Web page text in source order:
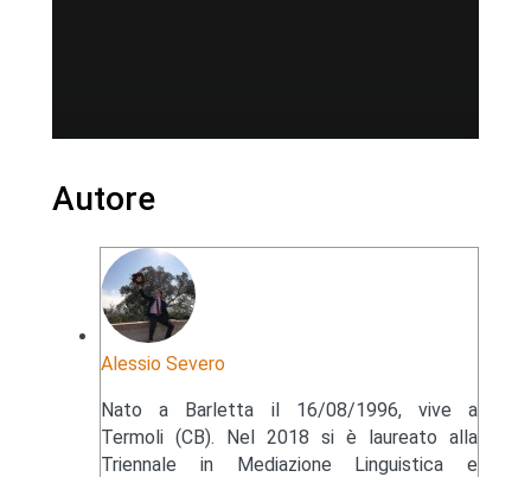
Autore
Alessio Severo
Nato a Barletta il 16/08/1996, vive a
Termoli (CB). Nel 2018 si è laureato alla
Triennale in Mediazione Linguistica e